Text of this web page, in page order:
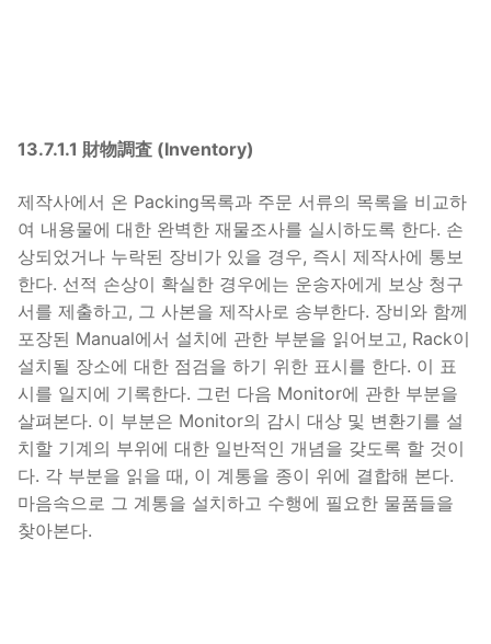
13.7.1.1 財物調査 (Inventory)
제작사에서 온 Packing목록과 주문 서류의 목록을 비교하
여 내용물에 대한 완벽한 재물조사를 실시하도록 한다. 손
상되었거나 누락된 장비가 있을 경우, 즉시 제작사에 통보
한다. 선적 손상이 확실한 경우에는 운송자에게 보상 청구
서를 제출하고, 그 사본을 제작사로 송부한다. 장비와 함께
포장된 Manual에서 설치에 관한 부분을 읽어보고, Rack이
설치될 장소에 대한 점검을 하기 위한 표시를 한다. 이 표
시를 일지에 기록한다. 그런 다음 Monitor에 관한 부분을
살펴본다. 이 부분은 Monitor의 감시 대상 및 변환기를 설
치할 기계의 부위에 대한 일반적인 개념을 갖도록 할 것이
다. 각 부분을 읽을 때, 이 계통을 종이 위에 결합해 본다.
마음속으로 그 계통을 설치하고 수행에 필요한 물품들을
찾아본다.